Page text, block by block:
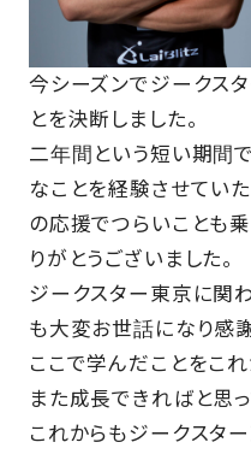
今シーズンでジークス
とを決断しました。
二年間という短い期間
なことを経験させてい
の応援でつらいことも
りがとうございました。
ジークスター東京に関
も大変お世話になり感謝
ここで学んだことをこ
また成長できればと思っ
これからもジークスタ